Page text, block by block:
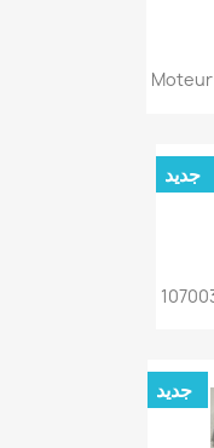
Moteur
جديد
جديد